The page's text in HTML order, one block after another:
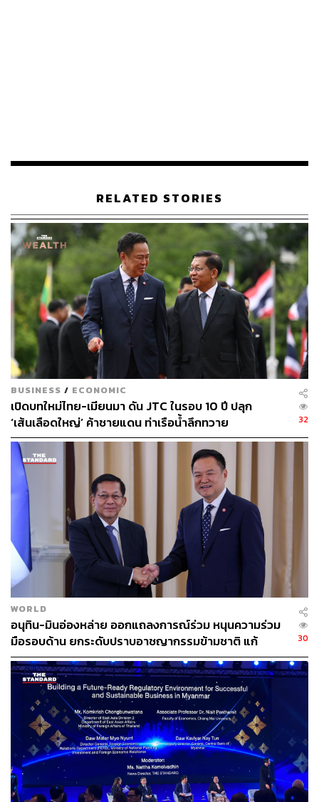
ยิ่งขึ้น เพราะดูเหมือนว่าผู้นำกองทัพอยู่ในสภาวะเข้าตาจน
เกิดการเข้าแทรกแซงกิจการภายในของเมียนมาจากกอง
กำลังต่างชาติในนาม ‘กองกำลังรักษาสันติภาพ’ ซึ่งจะเกิดขึ้น
ได้หากคณะมนตรีความมั่นคงแห่งสหประชาชาติลงมติ
สิ่งที่เราจะได้เห็นแม้ไม่มีใครอยากเห็น นั่นคือหลังการโค่น
ล้มระบบในเมียนมา ทรัพยากรธรรมชาติของเมียนมาอาจถูก
รุมทึ้งโดยมหาอำนาจในรูปแบบของบำเหน็จสงคราม
ประชาชนเมียนมาจำนวนมากอาจอพยพหลบหนีออกนอก
ประเทศ ประเทศที่ถึงแม้จะไม่อยู่ในอุ้งมือของผู้นำกองทัพแต่
ก็ไม่ได้สงบสันติสุข
ซึ่งถ้าไม่มีใครทำอะไร ปล่อยให้การย่ำยีบีฑาประชาชนเกิด
ขึ้นต่อไป ฉากทัศน์ที่เลวร้ายที่สุด ซึ่งเป็นฉากทัศน์ที่ 1 ก็จะยิ่ง
เกิดขึ้นและทวีความรุนแรง
เป็นฉากทัศน์ที่ดีที่สุด (Best Case Scenario) คือทหารกลับ
เข้ากรมกอง เลิกยุ่งกับการเมือง ยอมรับผลการเลือกตั้งเมื่อวัน
RELATED STORIES
BUSINESS / ECONOMIC
เปิดบทใหม่ไทย-เมียนมา ดัน JTC ในรอบ 10 ปี ปลุก
‘เส้นเลือดใหญ่’ ค้าชายแดน ท่าเรือน้ำลึกทวาย
32
WORLD
อนุทิน-มินอ่องหล่าย ออกแถลงการณ์ร่วม หนุนความร่วม
มือรอบด้าน ยกระดับปราบอาชญากรรมข้ามชาติ แก้
ปัญหาหมอกควัน-มลพิษทางน้ำ
30